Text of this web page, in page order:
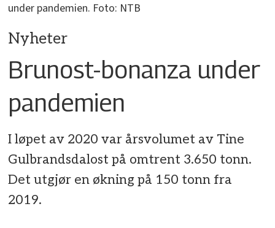
under pandemien. Foto: NTB
Nyheter
Brunost-bonanza under
pandemien
I løpet av 2020 var årsvolumet av Tine
Gulbrandsdalost på omtrent 3.650 tonn.
Det utgjør en økning på 150 tonn fra
2019.